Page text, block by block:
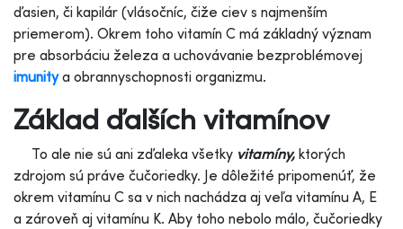
ďasien, či kapilár (vlásočníc, čiže ciev s najmenším
priemerom). Okrem toho vitamín C má základný význam
pre absorbáciu železa a uchovávanie bezproblémovej
imunitya obrannyschopnosti organizmu.
Základ ďalších vitamínov
To ale nie sú ani zďaleka všetky vitamíny, ktorých
zdrojom sú práve čučoriedky. Je dôležité pripomenúť, že
okrem vitamínu C sa v nich nachádza aj veľa vitamínu A, E
a zároveň aj vitamínu K. Aby toho nebolo málo, čučoriedky